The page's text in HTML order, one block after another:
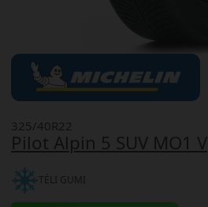
Pilot Alpin 5 SUV MO1 V
325/40R22
TÉLI GUMI